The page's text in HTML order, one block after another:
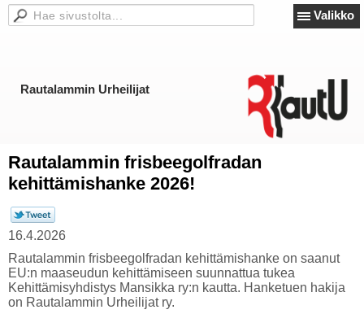
Valikko
Rautalammin Urheilijat
Rautalammin frisbeegolfradan
kehittämishanke 2026!
16.4.2026
Rautalammin frisbeegolfradan kehittämishanke on saanut
EU:n maaseudun kehittämiseen suunnattua tukea
Kehittämisyhdistys Mansikka ry:n kautta. Hanketuen hakija
on Rautalammin Urheilijat ry.